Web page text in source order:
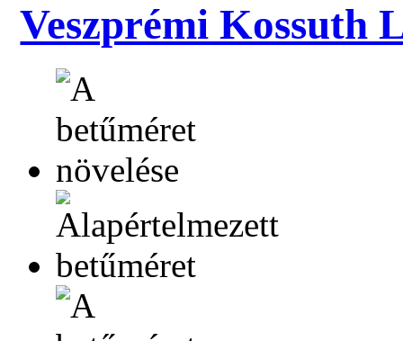
Veszprémi Kossuth